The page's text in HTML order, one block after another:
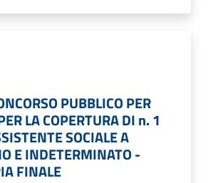
PUBBLICO PER
LA COPERTURA DI n. 1
SOCIALE A
E INDETERMINATO -
FINALE